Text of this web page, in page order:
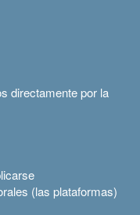
directamente por la
(las plataformas)